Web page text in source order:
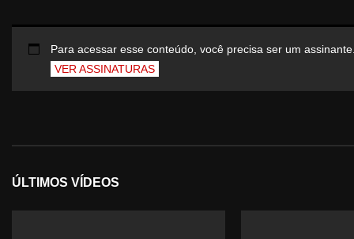
Para acessar esse conteúdo, você precisa ser um
VER ASSINATURAS
ÚLTIMOS VÍDEOS